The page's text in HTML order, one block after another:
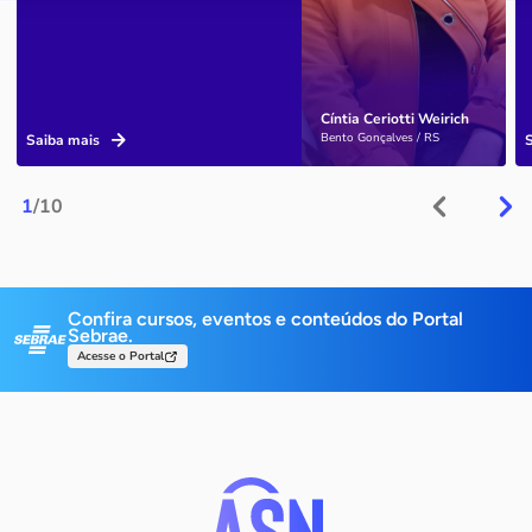
1/10
Cíntia Ceriotti Weirich
Bento Gonçalves / RS
Saiba mais
Confira cursos, eventos e conteúdos do Portal
Sebrae.
Acesse o Portal